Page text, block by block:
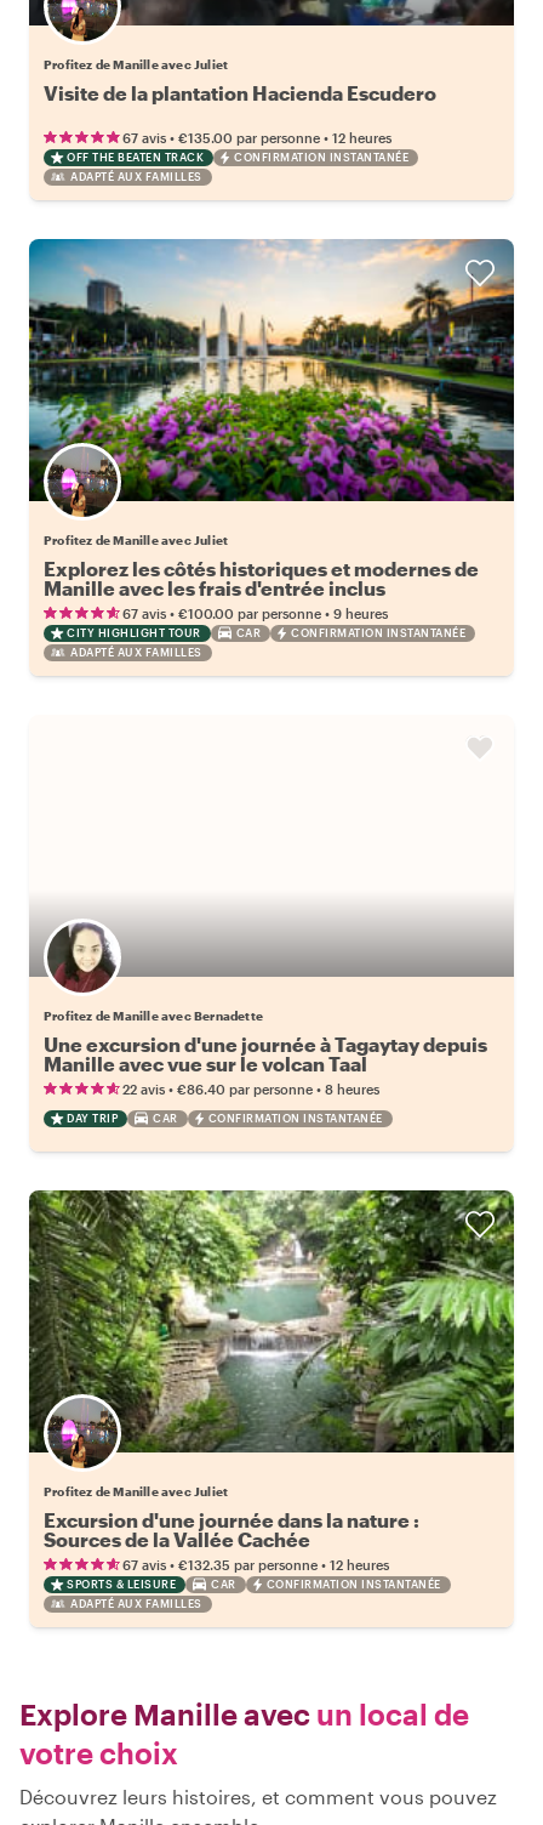
Profitez de Manille avec Juliet
Visite de la plantation Hacienda Escudero
67 avis • €135.00 par personne • 12 heures
OFF THE BEATEN TRACK
CONFIRMATION INSTANTANÉE
ADAPTÉ AUX FAMILLES
Profitez de Manille avec Juliet
Explorez les côtés historiques et modernes de
Manille avec les frais d'entrée inclus
67 avis • €100.00 par personne • 9 heures
CITY HIGHLIGHT TOUR CAR
CONFIRMATION INSTANTANÉE
ADAPTÉ AUX FAMILLES
Profitez de Manille avec Bernadette
Une excursion d'une journée à Tagaytay depuis
Manille avec vue sur le volcan Taal
22 avis • €86.40 par personne • 8 heures
DAY TRIP CAR CONFIRMATION INSTANTANÉE
Profitez de Manille avec Juliet
Excursion d'une journée dans la nature :
Sources de la Vallée Cachée
67 avis • €132.35 par personne • 12 heures
SPORTS & LEISURE CAR
CONFIRMATION INSTANTANÉE
ADAPTÉ AUX FAMILLES
Explore Manille avec un local de
votre choix
Découvrez leurs histoires, et comment vous pouvez